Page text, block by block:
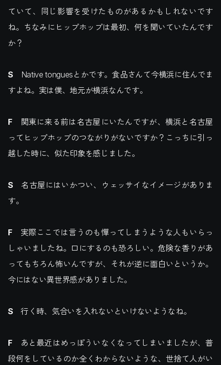
ていて、同じ影響を受けたものがあるかもしれないです
ね。ちなみにヒップホップは最初、何を聞いていたんです
か？
S Native tonguesとかです。食品さんて今横浜に住んでま
すよね。実は僕、地元が横浜なんです。
F関東に来る前は名古屋にいたんですが、横浜と名古屋
ってヒップホップのつながりがないですか？こっちに引っ
越した時に、似た印象を感じました。
S 名古屋にはいかつい、ウェッサイなイメージがありま
す。
F実際ここでは言うのも憚ってしまうような人もいらっ
しゃいましたね。口にするのも恐ろしい。危険な香りがあ
ってもちろん怖いんですが、それが逆に面白いというか。
今にはない異世界感がありました。
S 行く時、気合いを入れないといけないようなね。
Fあと最近はめっぽういなくなってしまいましたが、普
段何をしているのか全くわからないような、世捨て人がい